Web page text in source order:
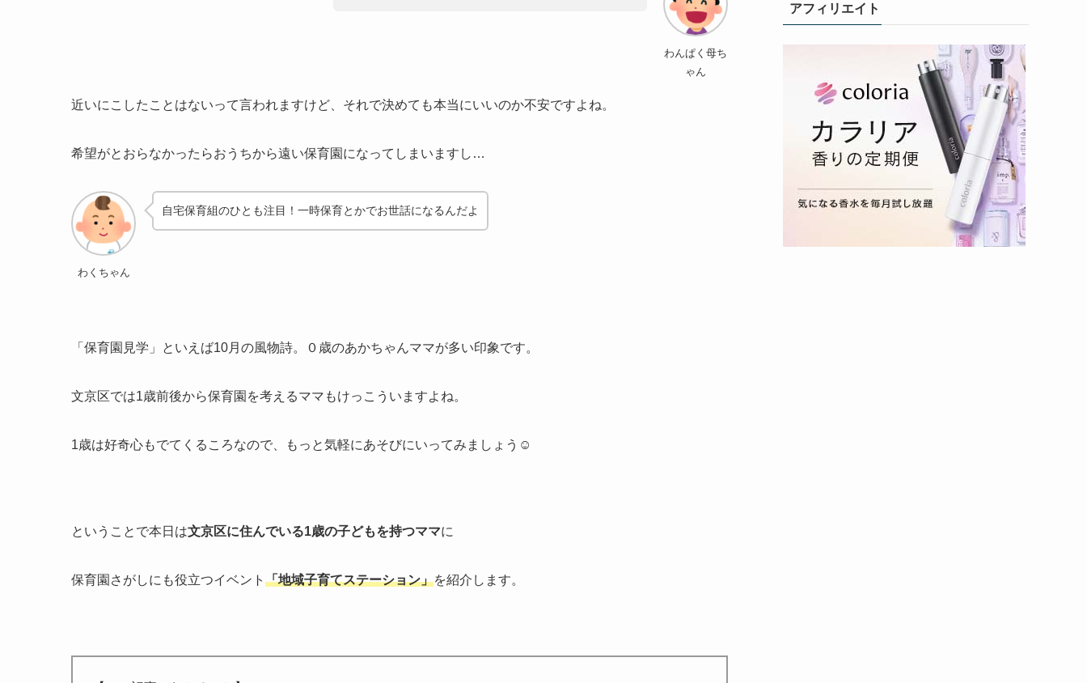
わんぱく母ち
ゃん
近いにこしたことはないって言われますけど、それで決めても本当にいいのか不安ですよね。
希望がとおらなかったらおうちから遠い保育園になってしまいますし…
わくちゃん
自宅保育組のひとも注目！一時保育とかでお世話になるんだよ
「保育園見学」といえば10月の風物詩。０歳のあかちゃんママが多い印象です。
文京区では1歳前後から保育園を考えるママもけっこういますよね。
1歳は好奇心もでてくるころなので、もっと気軽にあそびにいってみましょう☺
ということで本日は文京区に住んでいる1歳の子どもを持つママに
保育園さがしにも役立つイベント 「地域子育てステーション」を紹介します。
アフィリエイト